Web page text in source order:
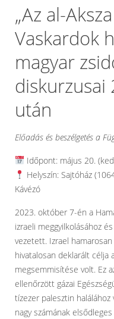
„Az al-
Vaskardok
magyar
diskurzusai
után
Előadás és beszélgetés a
Időpont: május 20.
Helyszín: Sajtóház
Kávézó
2023. október 7-én a
izraeli meggyilkolásához
vezetett. Izrael
hivatalosan deklarált célja
megsemmisítése volt. Ez
ellenőrzött gázai
tízezer palesztin
nagy számának